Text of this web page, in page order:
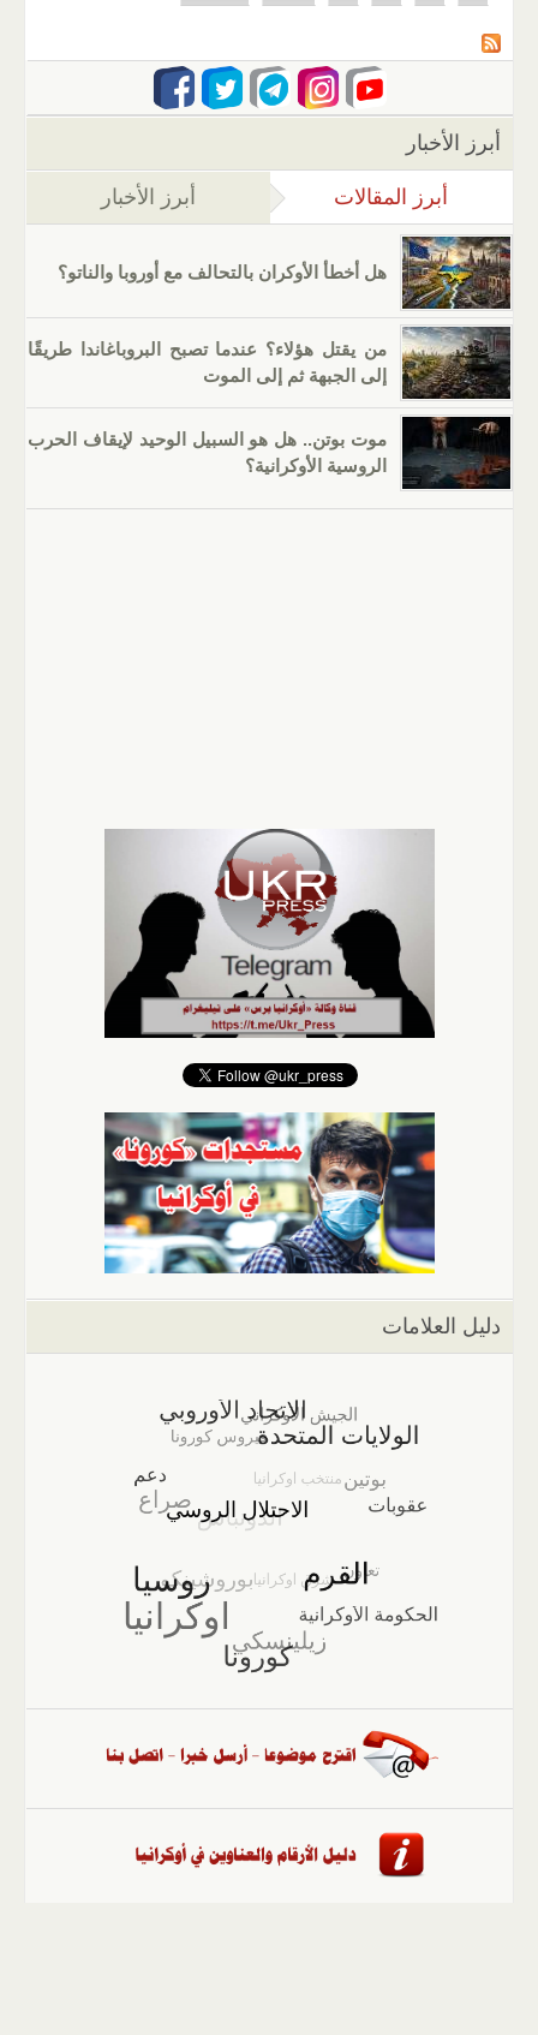
أبرز الأخبار
أبرز المقالات (علامة التبويب النشطة)
أبرز الأخبار
هل أخطأ الأوكران بالتحالف مع أوروبا والناتو؟
من يقتل هؤلاء؟ عندما تصبح البروباغاندا طريقًا
إلى الجبهة ثم إلى الموت
موت بوتن.. هل هو السبيل الوحيد لإيقاف الحرب
الروسية الأوكرانية؟
دليل العلامات